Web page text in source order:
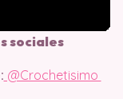
sociales
@Crochetisimo